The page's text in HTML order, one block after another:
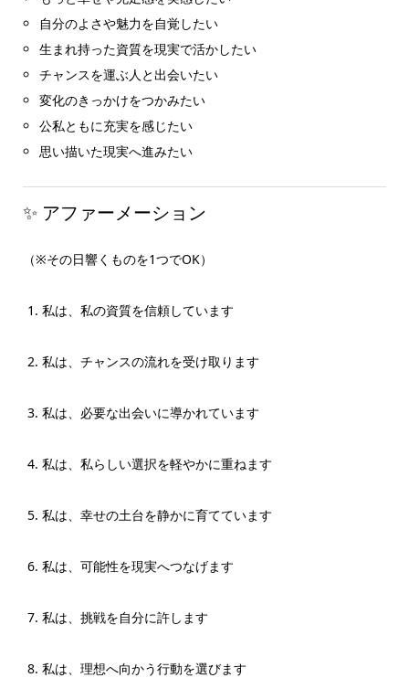
自分のよさや魅力を自覚したい
生まれ持った資質を現実で活かしたい
チャンスを運ぶ人と出会いたい
変化のきっかけをつかみたい
公私ともに充実を感じたい
思い描いた現実へ進みたい
✨ アファーメーション
（※その日響くものを1つでOK）
私は、私の資質を信頼しています
私は、チャンスの流れを受け取ります
私は、必要な出会いに導かれています
私は、私らしい選択を軽やかに重ねます
私は、幸せの土台を静かに育てています
私は、可能性を現実へつなげます
私は、挑戦を自分に許します
私は、理想へ向かう行動を選びます